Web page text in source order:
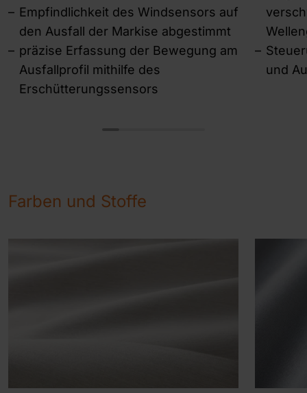
Empfindlichkeit des Windsensors auf
den Ausfall der Markise abgestimmt
präzise Erfassung der Bewegung am
Ausfallprofil mithilfe des
Erschütterungssensors
und
Farben und Stoffe